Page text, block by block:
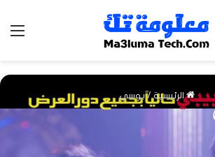
الرئيسية / بوسي